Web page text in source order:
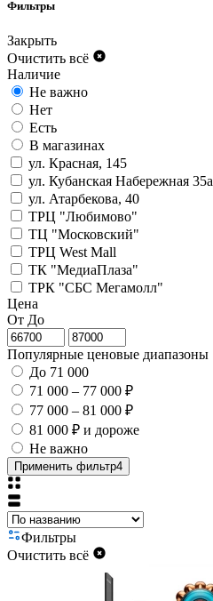
Фильтры
Закрыть
Очистить всё
Наличие
Не важно
Нет
Есть
В магазинах
ул. Красная, 145
ул. Кубанская Набережная 35а
ул. Атарбекова, 40
ТРЦ "Любимово"
ТЦ "Московский"
ТРЦ West Mall
ТК "МедиаПлаза"
ТРК "СБС Мегамолл"
Цена
От До
Популярные ценовые диапазоны
До 71 000
71 000 – 77 000 ₽
77 000 – 81 000 ₽
81 000 ₽ и дороже
Не важно
Применить фильтр4
Фильтры
Очистить всё